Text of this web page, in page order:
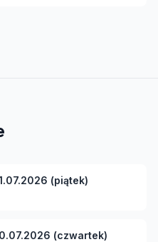
(piątek)
(czwartek)